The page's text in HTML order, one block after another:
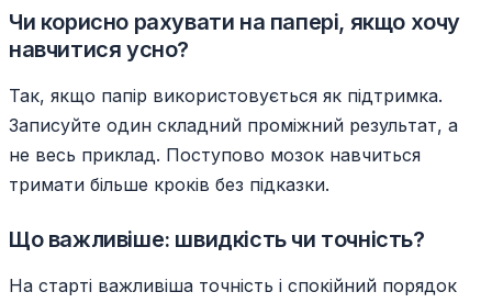
Чи корисно рахувати на папері, якщо хочу
навчитися усно?
Так, якщо папір використовується як підтримка.
Записуйте один складний проміжний результат, а
не весь приклад. Поступово мозок навчиться
тримати більше кроків без підказки.
Що важливіше: швидкість чи точність?
На старті важливіша точність і спокійний порядок